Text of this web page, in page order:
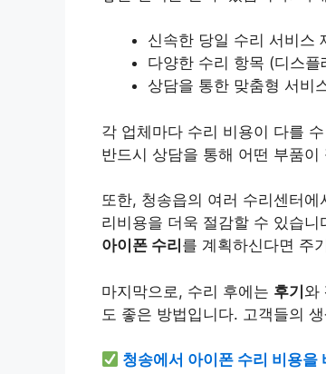
신속한 당일 수리 서비스
다양한 수리 항목 (디스
상담을 통한 맞춤형 서비
각 업체마다 수리 비용이 다를
반드시 상담을 통해 어떤 부품
또한, 청송읍의 여러 수리센터
리비용을 더욱 절감할 수 있습니
아이폰 수리 를 계획하신다면 주
마지막으로, 수리 후에는 후기와
도 좋은 방법입니다. 고객들의
청송에서 아이폰 수리 비용을